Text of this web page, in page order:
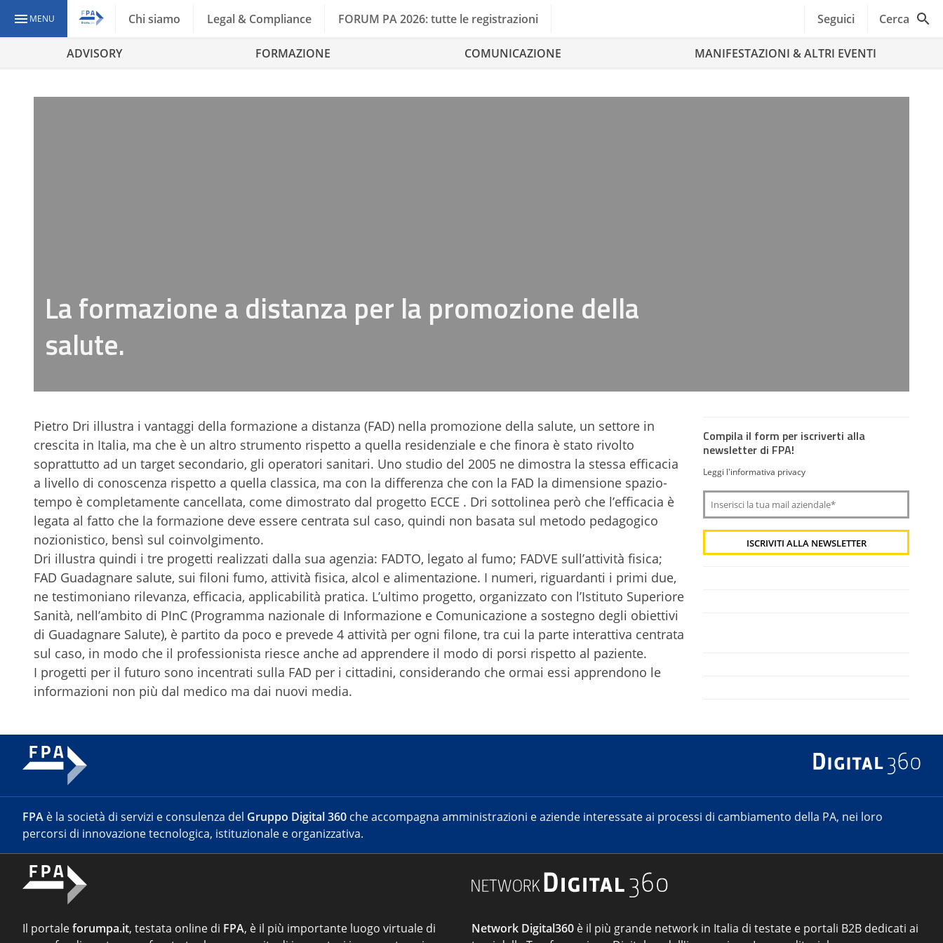
MENU Chi siamo Legal & Compliance FORUM PA 2026: tutte le registrazioni Seguici Cerca
ADVISORY FORMAZIONE COMUNICAZIONE MANIFESTAZIONI & ALTRI EVENTI
La formazione a distanza per la promozione della
salute.
Pietro Dri illustra i vantaggi della formazione a distanza (FAD) nella promozione della salute, un settore in
crescita in Italia, ma che è un altro strumento rispetto a quella residenziale e che finora è stato rivolto
soprattutto ad un target secondario, gli operatori sanitari. Uno studio del 2005 ne dimostra la stessa efficacia
a livello di conoscenza rispetto a quella classica, ma con la differenza che con la FAD la dimensione spazio-
tempo è completamente cancellata, come dimostrato dal progetto ECCE . Dri sottolinea però che l’efficacia è
legata al fatto che la formazione deve essere centrata sul caso, quindi non basata sul metodo pedagogico
nozionistico, bensì sul coinvolgimento.
Dri illustra quindi i tre progetti realizzati dalla sua agenzia: FADTO, legato al fumo; FADVE sull’attività fisica;
FAD Guadagnare salute, sui filoni fumo, attività fisica, alcol e alimentazione. I numeri, riguardanti i primi due,
ne testimoniano rilevanza, efficacia, applicabilità pratica. L’ultimo progetto, organizzato con l’Istituto Superiore
Sanità, nell’ambito di PInC (Programma nazionale di Informazione e Comunicazione a sostegno degli obiettivi
di Guadagnare Salute), è partito da poco e prevede 4 attività per ogni filone, tra cui la parte interattiva centrata
sul caso, in modo che il professionista riesce anche ad apprendere il modo di porsi rispetto al paziente.
I progetti per il futuro sono incentrati sulla FAD per i cittadini, considerando che ormai essi apprendono le
informazioni non più dal medico ma dai nuovi media.
Compila il form per iscriverti alla
newsletter di FPA!
Leggi l'informativa privacy
FPA è la società di servizi e consulenza del Gruppo Digital 360 che accompagna amministrazioni e aziende interessate ai processi di cambiamento della PA, nei loro
percorsi di innovazione tecnologica, istituzionale e organizzativa.
Il portaleforumpa.it, testata online di FPA, è il più importante luogo virtuale di
Network Digital360 è il più grande network in Italia di testate e portali B2B dedicati ai